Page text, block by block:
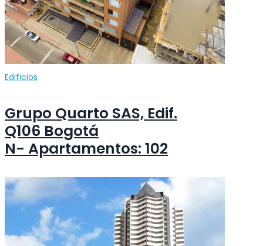
Edificios
Grupo Quarto SAS, Edif.
Q106 Bogotá
N- Apartamentos: 102